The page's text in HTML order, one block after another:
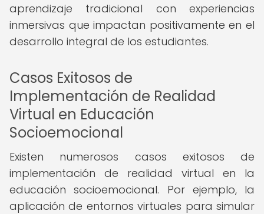
aprendizaje tradicional con experiencias
inmersivas que impactan positivamente en el
desarrollo integral de los estudiantes.
Casos Exitosos de
Implementación de Realidad
Virtual en Educación
Socioemocional
Existen numerosos casos exitosos de
implementación de realidad virtual en la
educación socioemocional. Por ejemplo, la
aplicación de entornos virtuales para simular